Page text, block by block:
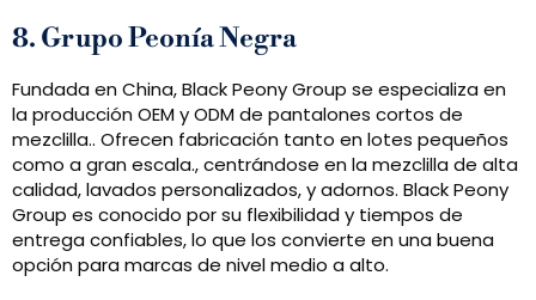
8. Grupo Peonía Negra
Fundada en China, Black Peony Group se especializa en
la producción OEM y ODM de pantalones cortos de
mezclilla.. Ofrecen fabricación tanto en lotes pequeños
como a gran escala., centrándose en la mezclilla de alta
calidad, lavados personalizados, y adornos. Black Peony
Group es conocido por su flexibilidad y tiempos de
entrega confiables, lo que los convierte en una buena
opción para marcas de nivel medio a alto.